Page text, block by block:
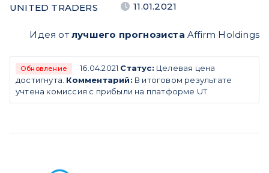
UNITED TRADERS 11.01.2021
Идея от лучшего прогнозиста Affirm Holdings
Обновление 16.04.2021 Статус: Целевая цена
достигнута. Комментарий: В итоговом результате
учтена комиссия с прибыли на платформе UT